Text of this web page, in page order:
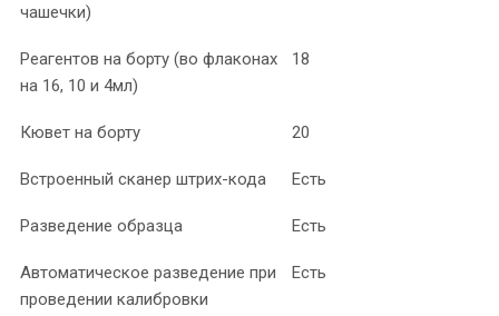
чашечки)
Реагентов на борту (во флаконах
на 16, 10 и 4мл)
18
Кювет на борту 20
Встроенный сканер штрих-кода Есть
Разведение образца Есть
Автоматическое разведение при
проведении калибровки
Есть